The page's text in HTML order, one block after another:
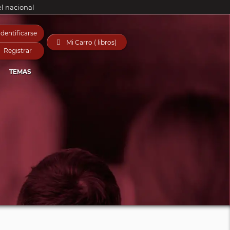
nacional
Registrar
 Mi Carro ( libros)
TEMAS